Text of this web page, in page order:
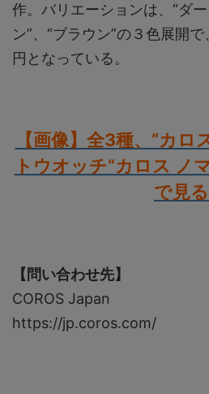
作。バリエーションは、“ダ
ン”、“ブラウン”の３色展開
円となっている。
【画像】全3種、“カロ
トウオッチ“カロス ノ
で見る
【問い合わせ先】
COROS Japan
https://jp.coros.com/